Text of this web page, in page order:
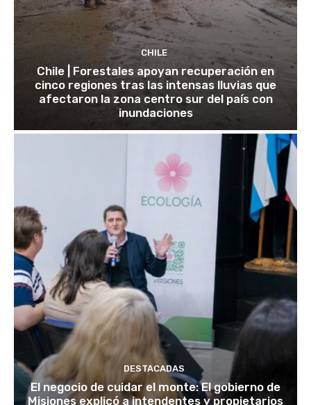
CHILE
Chile | Forestales apoyan recuperación en
cinco regiones tras las intensas lluvias que
afectaron la zona centro sur del país con
inundaciones
DESTACADAS
El negocio de cuidar el monte: El gobierno de
Misiones explicó a intendentes y propietarios